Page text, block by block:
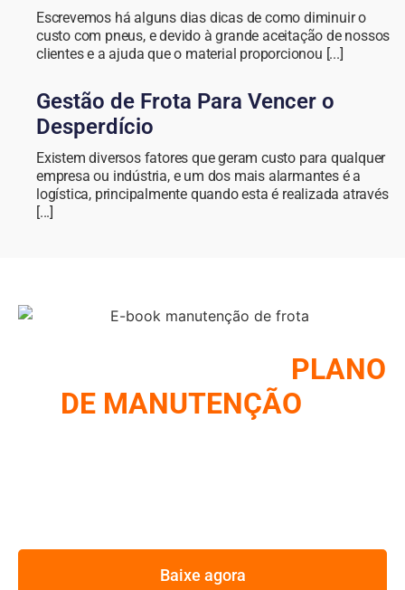
Escrevemos há alguns dias dicas de como diminuir o
custo com pneus, e devido à grande aceitação de nossos
clientes e a ajuda que o material proporcionou [...]
Gestão de Frota Para Vencer o
Desperdício
Existem diversos fatores que geram custo para qualquer
empresa ou indústria, e um dos mais alarmantes é a
logística, principalmente quando esta é realizada através
[...]
PLANO
DE MANUTENÇÃO
Baixe agora